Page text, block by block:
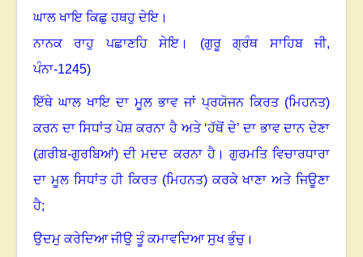
ਘਾਲ ਖਾਇ ਕਿਛੁ ਹਥਹੁ ਦੇਇ।
ਨਾਨਕ ਰਾਹੁ ਪਛਾਣਹਿ ਸੇਇ। (ਗੁਰੂ ਗ੍ਰੰਥ ਸਾਹਿਬ ਜੀ,
ਪੰਨਾ-1245)
ਇੱਥੇ ਘਾਲ ਖਾਇ ਦਾ ਮੂਲ ਭਾਵ ਜਾਂ ਪ੍ਰਯੋਜਨ ਕਿਰਤ (ਮਿਹਨਤ)
ਕਰਨ ਦਾ ਸਿਧਾਂਤ ਪੇਸ਼ ਕਰਨਾ ਹੈ ਅਤੇ ‘ਹੱਥੋਂ ਦੇ’ ਦਾ ਭਾਵ ਦਾਨ ਦੇਣਾ
(ਗ਼ਰੀਬ-ਗੁਰਬਿਆਂ) ਦੀ ਮਦਦ ਕਰਨਾ ਹੈ। ਗੁਰਮਤਿ ਵਿਚਾਰਧਾਰਾ
ਦਾ ਮੂਲ ਸਿਧਾਂਤ ਹੀ ਕਿਰਤ (ਮਿਹਨਤ) ਕਰਕੇ ਖਾਣਾ ਅਤੇ ਜਿਊਣਾ
ਹੈ;
ਉਦਮੁ ਕਰੇਦਿਆ ਜੀਉ ਤੂੰ ਕਮਾਵਦਿਆ ਸੁਖ ਭੁੰਚੁ।